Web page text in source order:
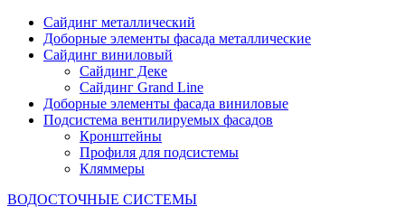
Сайдинг металлический
Доборные элементы фасада металлические
Сайдинг виниловый
Сайдинг Деке
Сайдинг Grand Line
Доборные элементы фасада виниловые
Подсистема вентилируемых фасадов
Кронштейны
Профиля для подсистемы
Кляммеры
ВОДОСТОЧНЫЕ СИСТЕМЫ